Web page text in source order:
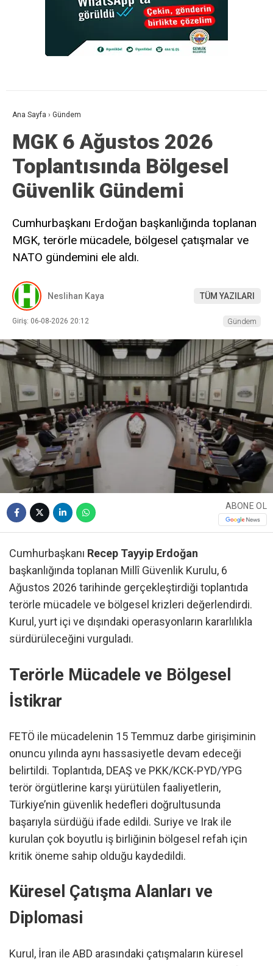
Ana Sayfa › Gündem
MGK 6 Ağustos 2026
Toplantısında Bölgesel
Güvenlik Gündemi
Cumhurbaşkanı Erdoğan başkanlığında toplanan
MGK, terörle mücadele, bölgesel çatışmalar ve
NATO gündemini ele aldı.
Neslihan Kaya TÜM YAZILARI
Giriş: 06-08-2026 20:12 Gündem
ABONE OL
Cumhurbaşkanı Recep Tayyip Erdoğan
başkanlığında toplanan Millî Güvenlik Kurulu, 6
Ağustos 2026 tarihinde gerçekleştirdiği toplantıda
terörle mücadele ve bölgesel krizleri değerlendirdi.
Kurul, yurt içi ve dışındaki operasyonların kararlılıkla
sürdürüleceğini vurguladı.
Terörle Mücadele ve Bölgesel
İstikrar
FETÖ ile mücadelenin 15 Temmuz darbe girişiminin
onuncu yılında aynı hassasiyetle devam edeceği
belirtildi. Toplantıda, DEAŞ ve PKK/KCK-PYD/YPG
terör örgütlerine karşı yürütülen faaliyetlerin,
Türkiye’nin güvenlik hedefleri doğrultusunda
başarıyla sürdüğü ifade edildi. Suriye ve Irak ile
kurulan çok boyutlu iş birliğinin bölgesel refah için
kritik öneme sahip olduğu kaydedildi.
Küresel Çatışma Alanları ve
Diplomasi
Kurul, İran ile ABD arasındaki çatışmaların küresel